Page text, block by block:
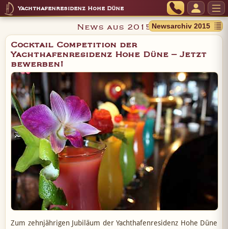
Yachthafenresidenz Hohe Düne
News aus 2015
Cocktail Competition der
Yachthafenresidenz Hohe Düne – Jetzt
bewerben!
Zum zehnjährigen Jubiläum der Yachthafenresidenz Hohe Düne